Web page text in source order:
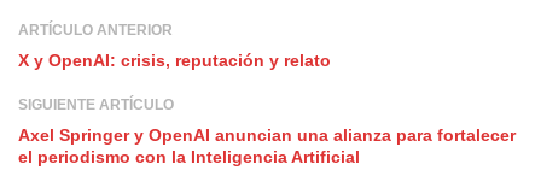
ARTÍCULO ANTERIOR
X y OpenAI: crisis, reputación y relato
SIGUIENTE ARTÍCULO
Axel Springer y OpenAI anuncian una alianza para fortalecer
el periodismo con la Inteligencia Artificial